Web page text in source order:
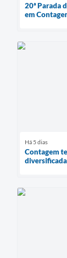
20ª Parada
em
Há 5 dias
Contagem